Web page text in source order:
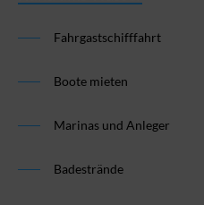
Fahrgastschifffahrt
Boote mieten
Marinas und Anleger
Badestrände